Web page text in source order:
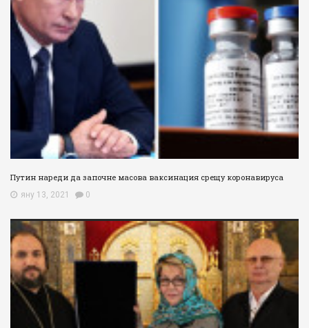
Путин нареди да започне масова ваксинация срещу коронавируса
яну 13, 2021 0